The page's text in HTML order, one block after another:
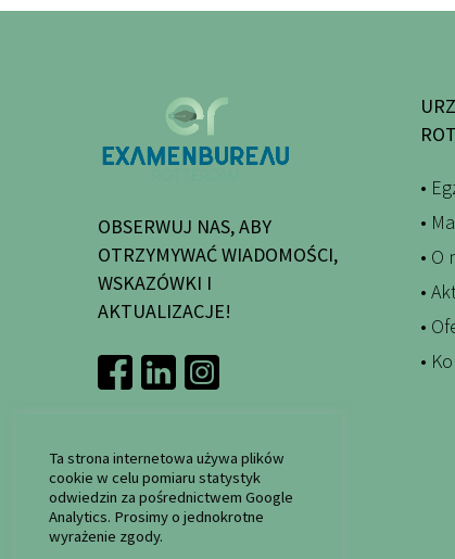
OBSERWUJ NAS, ABY
OTRZYMYWAĆ WIADOMOŚCI,
WSKAZÓWKI I
AKTUALIZACJE!
•
•
• O
•
•
•
Ta strona internetowa używa plików
cookie w celu pomiaru statystyk
odwiedzin za pośrednictwem Google
Analytics. Prosimy o jednokrotne
wyrażenie zgody.